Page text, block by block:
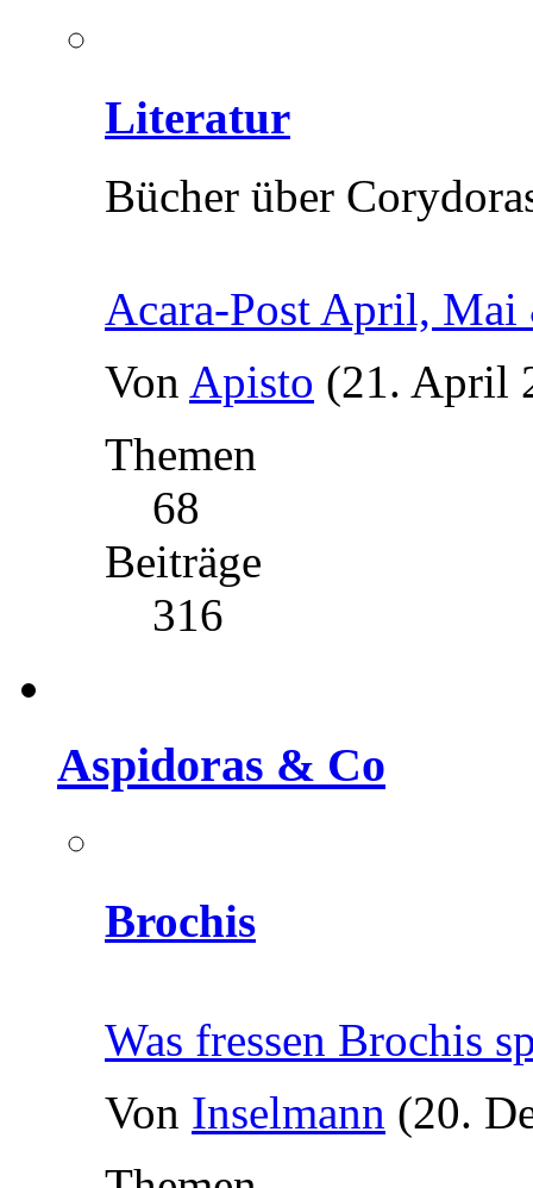
Literatur
Bücher über
Acara-Post April,
Von Apisto (21. April
Themen
68
Beiträge
316
Aspidoras & Co
Brochis
Was fressen Brochis
Von Inselmann (20.